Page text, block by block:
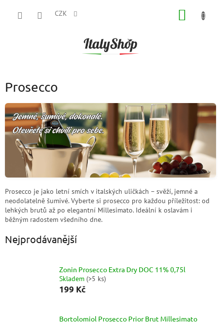
CZK
Prosecco
Prosecco je jako letní smích v italských uličkách – svěží, jemné a
neodolatelně šumivé. Vyberte si prosecco pro každou příležitost: od
lehkých brutů až po elegantní Millesimato. Ideální k oslavám i
běžným radostem všedního dne.
Nejprodávanější
Zonin Prosecco Extra Dry DOC 11% 0,75l
Skladem (>5 ks)
199 Kč
Bortolomiol Prosecco Prior Brut Millesimato